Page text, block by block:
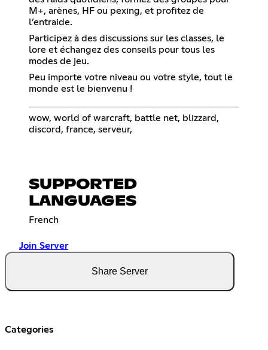
M+, arènes, HF ou pexing, et profitez de
l’entraide.
Participez à des discussions sur les classes, le
lore et échangez des conseils pour tous les
modes de jeu.
Peu importe votre niveau ou votre style, tout le
monde est le bienvenu !
wow, world of warcraft, battle net, blizzard,
discord, france, serveur,
SUPPORTED
LANGUAGES
French
Join Server
Share Server
Categories